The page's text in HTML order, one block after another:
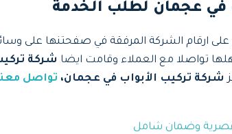
في عجمان لطلب الخدمة
على ارقام الشركة المرفقة في صفحتنها على
تواصلا مع العملاء وقامت ايضا شركة
شركة تركيب الأبواب في عجمان، تواصل